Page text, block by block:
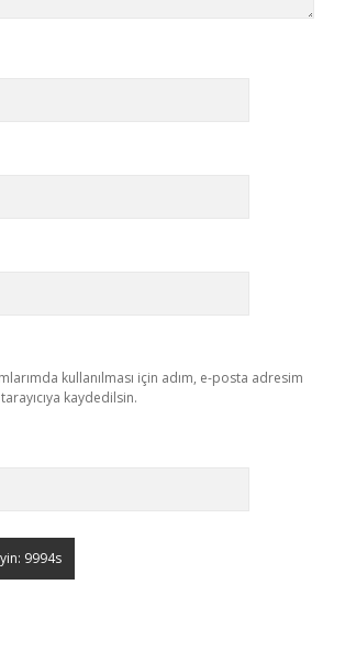
kullanılması için adım, e-posta adresim
kaydedilsin.